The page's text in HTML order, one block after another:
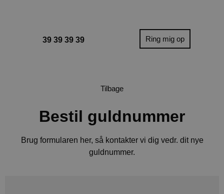
39 39 39 39 Ring mig op
Tilbage
Bestil guldnummer
Brug formularen her, så kontakter vi dig vedr. dit nye
guldnummer.